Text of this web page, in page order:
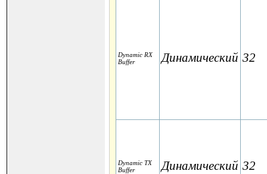
Dynamic RX
Buffer
Динамический 32
Dynamic TX
Buffer
Динамический 32